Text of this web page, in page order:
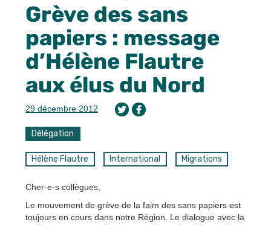
Grève des sans
papiers : message
d’Hélène Flautre
aux élus du Nord
29 décembre 2012
Délégation
Hélène Flautre International Migrations
Cher-e-s collègues,
Le mouvement de grève de la faim des sans papiers est
toujours en cours dans notre Région. Le dialogue avec la